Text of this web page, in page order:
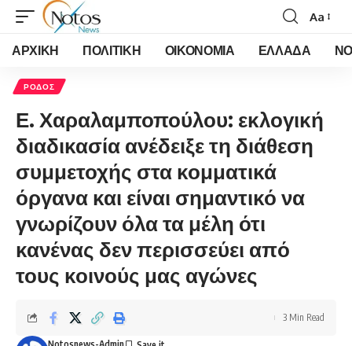
Font
Resizer
Aa
ΑΡΧΙΚΗ ΠΟΛΙΤΙΚΗ ΟΙΚΟΝΟΜΙΑ ΕΛΛΑΔΑ
ΡΟΔΟΣ
Ε. Χαραλαμποπούλου: εκλογική
διαδικασία ανέδειξε τη διάθεση
συμμετοχής στα κομματικά
όργανα και είναι σημαντικό να
γνωρίζουν όλα τα μέλη ότι
κανένας δεν περισσεύει από
τους κοινούς μας αγώνες
3 Min Read